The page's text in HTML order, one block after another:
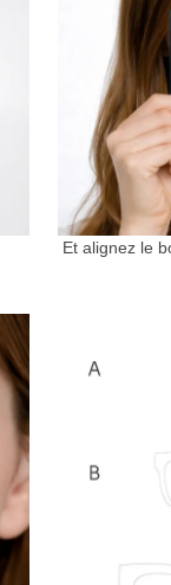
Et alignez le